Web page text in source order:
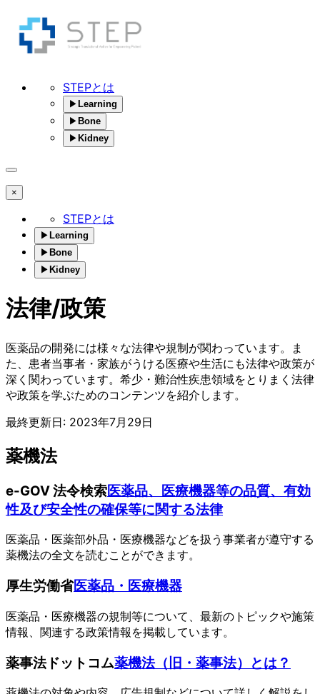
STEPとは
▶ Learning
▶ Bone
▶ Kidney
×
STEPとは
▶ Learning
▶ Bone
▶ Kidney
法律/政策
医薬品の開発には様々な法律や規制が関わっています。ま
た、患者当事者・家族がうける医療や生活にも法律や政策が
深く関わっています。希少・難治性疾患領域をとりまく法律
や政策を学ぶためのコンテンツを紹介します。
最終更新日: 2023年7月29日
薬機法
e-GOV 法令検索医薬品、医療機器等の品質、有効
性及び安全性の確保等に関する法律
医薬品・医薬部外品・医療機器などを扱う事業者が遵守する
薬機法の全文を読むことができます。
厚生労働省医薬品・医療機器
医薬品・医療機器の規制等について、最新のトピックや施策
情報、関連する政策情報を掲載しています。
薬事法ドットコム薬機法（旧・薬事法）とは？